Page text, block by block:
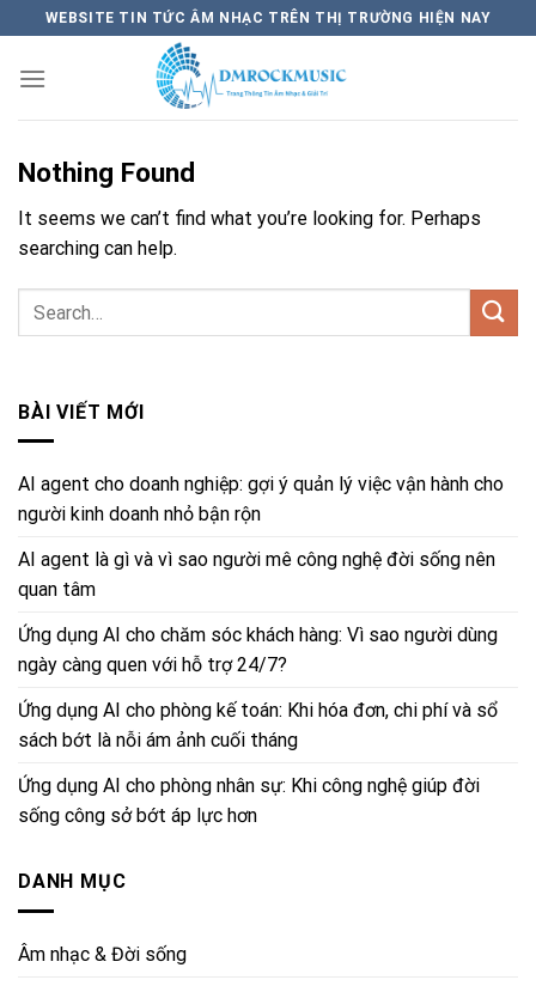
content
WEBSITE TIN TỨC ÂM NHẠC TRÊN THỊ TRƯỜNG HIỆN NAY
Nothing Found
It seems we can’t find what you’re looking for. Perhaps
searching can help.
BÀI VIẾT MỚI
AI agent cho doanh nghiệp: gợi ý quản lý việc vận hành cho
người kinh doanh nhỏ bận rộn
AI agent là gì và vì sao người mê công nghệ đời sống nên
quan tâm
Ứng dụng AI cho chăm sóc khách hàng: Vì sao người dùng
ngày càng quen với hỗ trợ 24/7?
Ứng dụng AI cho phòng kế toán: Khi hóa đơn, chi phí và sổ
sách bớt là nỗi ám ảnh cuối tháng
Ứng dụng AI cho phòng nhân sự: Khi công nghệ giúp đời
sống công sở bớt áp lực hơn
DANH MỤC
Âm nhạc & Đời sống